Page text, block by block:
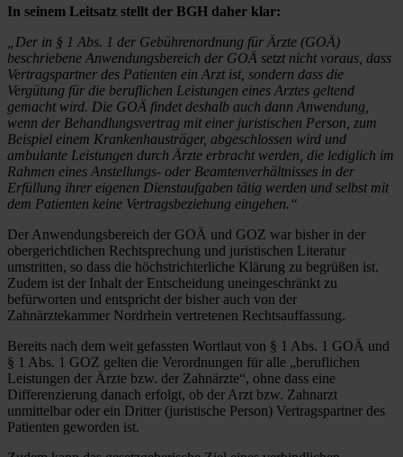
In seinem Leitsatz stellt der BGH daher klar:
„Der in § 1 Abs. 1 der Gebührenordnung für Ärzte (GOÄ)
beschriebene Anwendungsbereich der GOÄ setzt nicht voraus, dass
Vertragspartner des Patienten ein Arzt ist, sondern dass die
Vergütung für die beruflichen Leistungen eines Arztes geltend
gemacht wird. Die GOÄ findet deshalb auch dann Anwendung,
wenn der Behandlungsvertrag mit einer juristischen Person, zum
Beispiel einem Krankenhausträger, abgeschlossen wird und
ambulante Leistungen durch Ärzte erbracht werden, die lediglich im
Rahmen eines Anstellungs- oder Beamtenverhältnisses in der
Erfüllung ihrer eigenen Dienstaufgaben tätig werden und selbst mit
dem Patienten keine Vertragsbeziehung eingehen.“
Der Anwendungsbereich der GOÄ und GOZ war bisher in der
obergerichtlichen Rechtsprechung und juristischen Literatur
umstritten, so dass die höchstrichterliche Klärung zu begrüßen ist.
Zudem ist der Inhalt der Entscheidung uneingeschränkt zu
befürworten und entspricht der bisher auch von der
Zahnärztekammer Nordrhein vertretenen Rechtsauffassung.
Bereits nach dem weit gefassten Wortlaut von § 1 Abs. 1 GOÄ und
§ 1 Abs. 1 GOZ gelten die Verordnungen für alle „beruflichen
Leistungen der Ärzte bzw. der Zahnärzte“, ohne dass eine
Differenzierung danach erfolgt, ob der Arzt bzw. Zahnarzt
unmittelbar oder ein Dritter (juristische Person) Vertragspartner des
Patienten geworden ist.